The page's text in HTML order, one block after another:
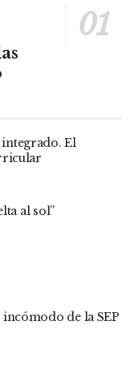
El
al sol”
de la SEP